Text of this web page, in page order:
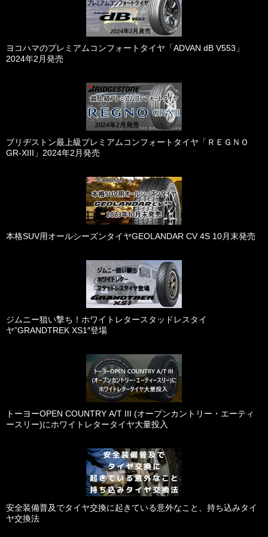
ヨコハマのプレミアムコンフォートタイヤ「ADVAN dB V553」
2024年2月発売
ブリヂストン最上級プレミアムコンフォートタイヤ「ＲＥＧＮＯ
GR-XIII」2024年2月発売
本格SUV用オールシーズンタイヤGEOLANDAR CV 4S 10月末発売
ジムニー狙い撃ち！ホワイトレタースタッドレスタイ
ヤ”GRANDTREK XS1″登場
トーヨーOPEN COUNTRY A/T III (オープンカントリー・エーティ
ースリー)にホワイトレタータイヤ大量投入
安全装備普及でタイヤ交換に起きている意外なこと、持ち込みタイ
ヤ交換法